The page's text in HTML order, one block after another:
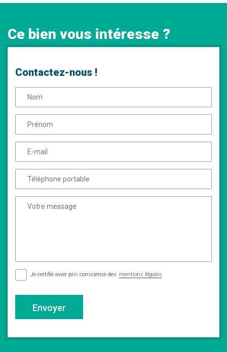
Ce bien vous intéresse ?
Contactez-nous !
Je certifie avoir pris conscience des mentions légales
Envoyer